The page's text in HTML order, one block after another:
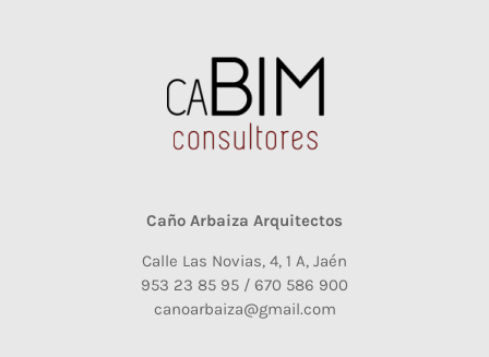
Caño Arbaiza Arquitectos
Calle Las Novias, 4, 1 A, Jaén
953 23 85 95 / 670 586 900
canoarbaiza@gmail.com